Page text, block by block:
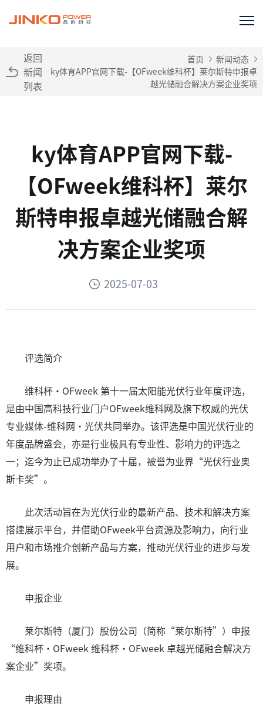
返回
新闻
列表
首页
新闻动态
ky体育APP官网下载-【OFweek维科杯】莱尔斯特申报卓
越光储融合解决方案企业奖项
ky体育APP官网下载-
【OFweek维科杯】莱尔
斯特申报卓越光储融合解
决方案企业奖项
2025-07-03
评选简介
维科杯·OFweek 第十一届太阳能光伏行业年度评选，
是由中国高科技行业门户OFweek维科网及旗下权威的光伏
专业媒体-维科网·光伏共同举办。该评选是中国光伏行业的
年度品牌盛会，亦是行业极具有专业性、影响力的评选之
一；迄今为止已成功举办了十届，被誉为业界“光伏行业奥
斯卡奖”。
此次活动旨在为光伏行业的最新产品、技术和解决方案
搭建展示平台，并借助OFweek平台资源及影响力，向行业
用户和市场推介创新产品与方案，推动光伏行业的进步与发
展。
申报企业
莱尔斯特（厦门）股份公司（简称“莱尔斯特”）申报
“维科杯·OFweek 维科杯·OFweek 卓越光储融合解决方
案企业”奖项。
申报理由